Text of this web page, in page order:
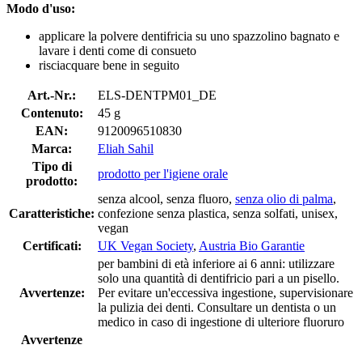
Modo d'uso:
applicare la polvere dentifricia su uno spazzolino bagnato e
lavare i denti come di consueto
risciacquare bene in seguito
Art.-Nr.:
ELS-DENTPM01_DE
Contenuto:
45 g
EAN:
9120096510830
Marca:
Eliah Sahil
Tipo di
prodotto:
prodotto per l'igiene orale
Caratteristiche:
senza alcool, senza fluoro, senza olio di palma,
confezione senza plastica, senza solfati, unisex,
vegan
Certificati:
UK Vegan Society, Austria Bio Garantie
Avvertenze:
per bambini di età inferiore ai 6 anni: utilizzare
solo una quantità di dentifricio pari a un pisello.
Per evitare un'eccessiva ingestione, supervisionare
la pulizia dei denti. Consultare un dentista o un
medico in caso di ingestione di ulteriore fluoruro
Avvertenze